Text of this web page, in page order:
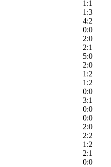
1:1
1:3
4:2
0:0
2:0
2:1
5:0
2:0
1:2
1:2
0:0
3:1
0:0
0:0
2:0
2:2
1:2
2:1
0:0